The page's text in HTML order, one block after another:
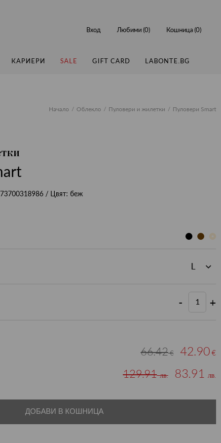
КАРИЕРИ SALE GIFT CARD LABONTE.BG
Вход Любими (0) Кошница (0)
Начало Облекло Пуловери и жилетки Пуловери Smart
/ Цвят: беж
- +
66.42€ 42.90 €
129.91лв. 83.91 лв.
ДОБАВИ В КОШНИЦА